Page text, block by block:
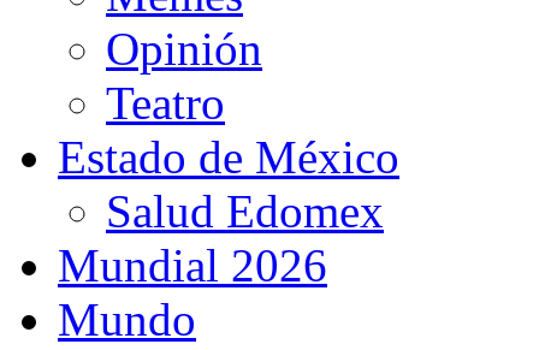
Opinión
Teatro
Estado de México
Salud Edomex
Mundial 2026
Mundo